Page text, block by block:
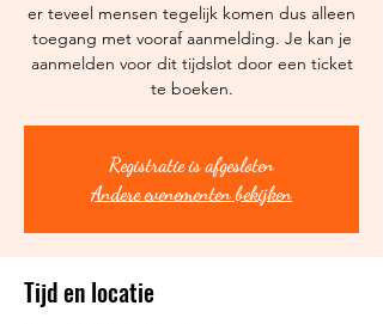
er teveel mensen tegelijk komen dus alleen
toegang met vooraf aanmelding. Je kan je
aanmelden voor dit tijdslot door een ticket
Registratie is afgesloten
Andere evenementen bekijken
Tijd en locatie